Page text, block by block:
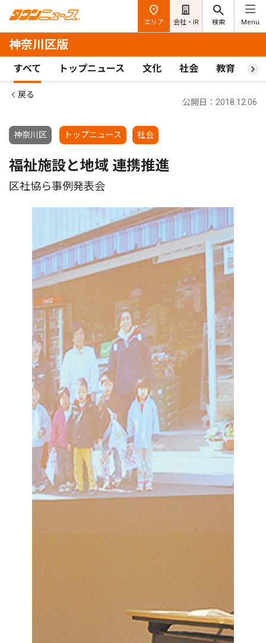
エリア 会社・IR 検索 Menu
神奈川区版
すべて トップニュース 文化 社会 教育 ス
戻る
神奈川区 トップニュース 社会
公開日：2018.12.06
福祉施設と地域 連携推進
区社協ら事例発表会